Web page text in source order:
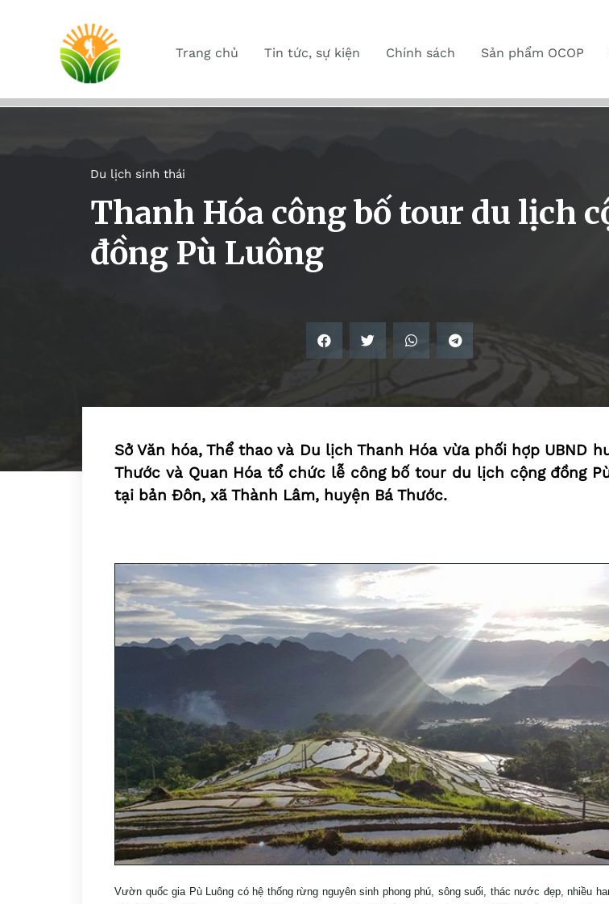
Trang chủ Tin tức, sự kiện Chính sách Sản phẩm OCOP
Du lịch sinh thái
Thanh Hóa công bố tour du lịch
đồng Pù Luông
Sở Văn hóa, Thể thao và Du lịch Thanh Hóa vừa phối hợp UBND
Thước và Quan Hóa tổ chức lễ công bố tour du lịch cộng đồng
tại bản Đôn, xã Thành Lâm, huyện Bá Thước.
Vườn quốc gia Pù Luông có hệ thống rừng nguyên sinh phong phú, sông suối, thác nước đẹp, nhiều